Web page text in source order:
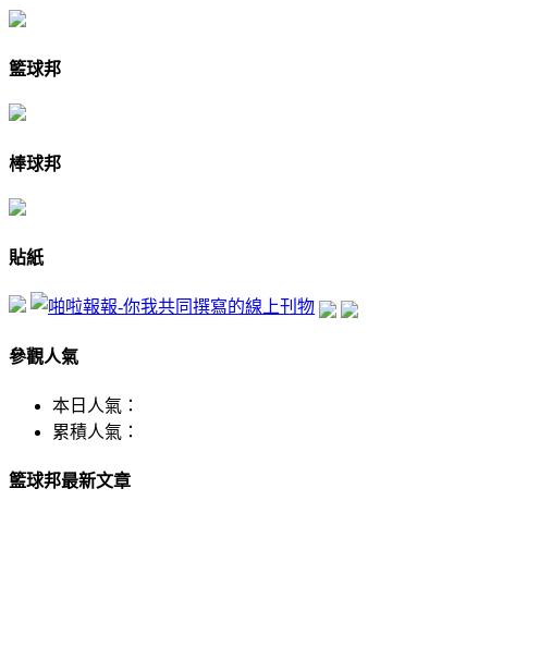
籃球邦
棒球邦
貼紙
參觀人氣
本日人氣：
累積人氣：
籃球邦最新文章